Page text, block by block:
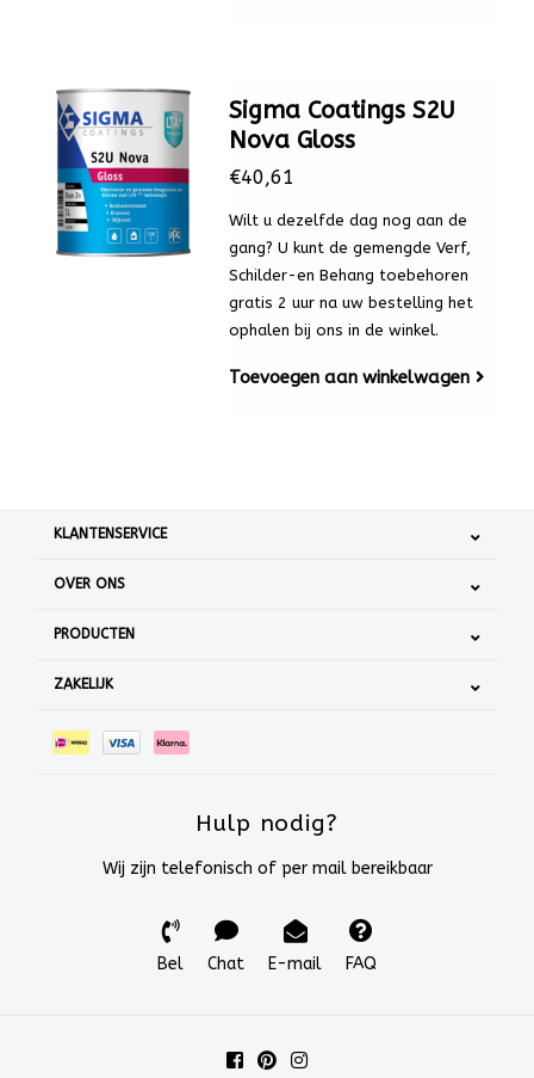
Sigma Coatings S2U
Nova Gloss
€40,61
Wilt u dezelfde dag nog aan de
gang? U kunt de gemengde Verf,
Schilder-en Behang toebehoren
gratis 2 uur na uw bestelling het
ophalen bij ons in de winkel.
Toevoegen aan winkelwagen
KLANTENSERVICE
OVER ONS
PRODUCTEN
ZAKELIJK
Hulp nodig?
Wij zijn telefonisch of per mail bereikbaar
Bel Chat E-mail FAQ